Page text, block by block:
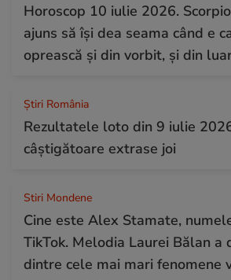
Horoscop 10 iulie 2026.
ajuns să își dea seama când e
oprească și din vorbit, și din
Știri România
Rezultatele loto din 9 iulie
câștigătoare extrase joi
Stiri Mondene
Cine este Alex Stamate,
TikTok. Melodia Laurei Bălan a
dintre cele mai mari fenomene